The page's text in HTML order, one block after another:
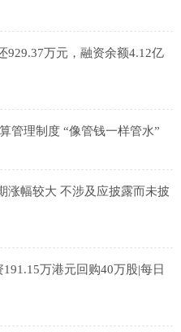
929.37万元，融资余额4.12亿
管理制度 “像管钱一样管水”
涨幅较大 不涉及应披露而未披
万港元回购40万股|每日